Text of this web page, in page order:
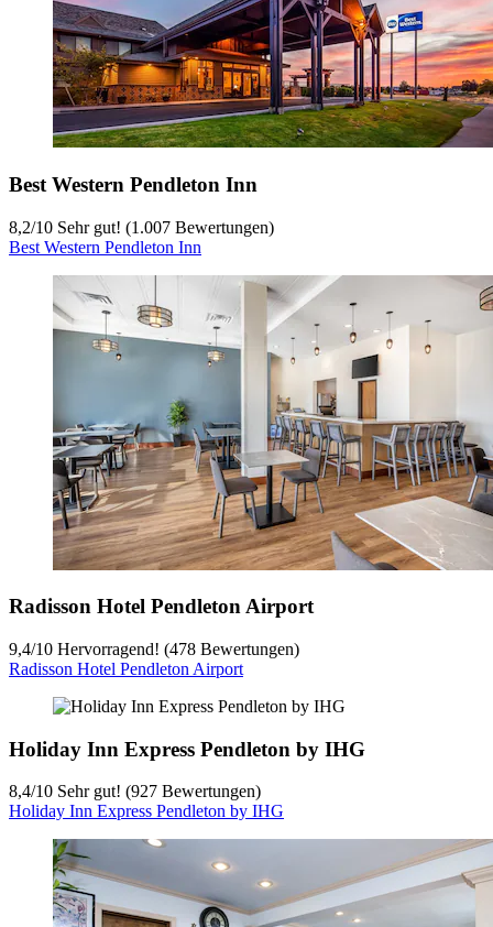
Best Western Pendleton Inn
8,2/10 Sehr gut! (1.007 Bewertungen)
Best Western Pendleton Inn
Radisson Hotel Pendleton Airport
9,4/10 Hervorragend! (478 Bewertungen)
Radisson Hotel Pendleton Airport
Holiday Inn Express Pendleton by IHG
8,4/10 Sehr gut! (927 Bewertungen)
Holiday Inn Express Pendleton by IHG